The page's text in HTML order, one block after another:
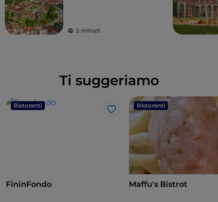
2 minuti
Ti suggeriamo
Ristoranti
Like
FininFondo
Ristoranti
Maffu's Bistrot